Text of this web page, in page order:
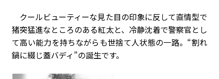
クールビューティーな見た目の印象に反して直情型で
猪突猛進なところのある紅太と、冷静沈着で警察官とし
て高い能力を持ちながらも世捨て人状態の一路。“割れ
鍋に綴じ蓋バディ”の誕生です。